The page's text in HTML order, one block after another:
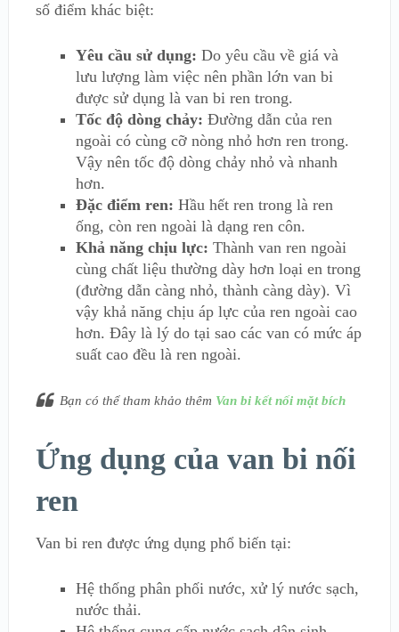
số điểm khác biệt:
Yêu cầu sử dụng: Do yêu cầu về giá và
lưu lượng làm việc nên phần lớn van bi
được sử dụng là van bi ren trong.
Tốc độ dòng chảy: Đường dẫn của ren
ngoài có cùng cỡ nòng nhỏ hơn ren trong.
Vậy nên tốc độ dòng chảy nhỏ và nhanh
hơn.
Đặc điểm ren: Hầu hết ren trong là ren
ống, còn ren ngoài là dạng ren côn.
Khả năng chịu lực: Thành van ren ngoài
cùng chất liệu thường dày hơn loại en trong
(đường dẫn càng nhỏ, thành càng dày). Vì
vậy khả năng chịu áp lực của ren ngoài cao
hơn. Đây là lý do tại sao các van có mức áp
suất cao đều là ren ngoài.
Bạn có thể tham khảo thêm Van bi kết nối mặt bích
Ứng dụng của van bi nối
ren
Van bi ren được ứng dụng phổ biến tại:
Hệ thống phân phối nước, xử lý nước sạch,
nước thải.